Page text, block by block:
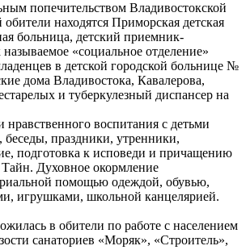
попечительством Владивостокской
находятся Приморская детская
больница, детский приемник-
называемое «социальное отделение»
в детской городской больнице №
дома Владивостока, Кавалерова,
и туберкулезный диспансер на
нравственного воспитания с детьми
беседы, праздники, утренники,
подготовка к исповеди и причащению
Духовное окормление
помощью одеждой, обувью,
игрушками, школьной канцелярией.
в обители по работе с населением
санаториев «Моряк», «Строитель»,